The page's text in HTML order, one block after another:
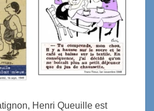
Henri Queuille est